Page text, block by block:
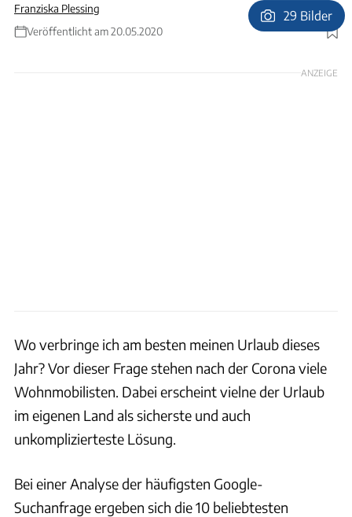
Franziska Plessing
Veröffentlicht am 20.05.2020
Foto: Christiane Würtenberger, Joachim Negwer
29 Bilder
ANZEIGE
Wo verbringe ich am besten meinen Urlaub dieses
Jahr? Vor dieser Frage stehen nach der Corona viele
Wohnmobilisten. Dabei erscheint vielne der Urlaub
im eigenen Land als sicherste und auch
unkomplizierteste Lösung.
Bei einer Analyse der häufigsten Google-
Suchanfrage ergeben sich die 10 beliebtesten